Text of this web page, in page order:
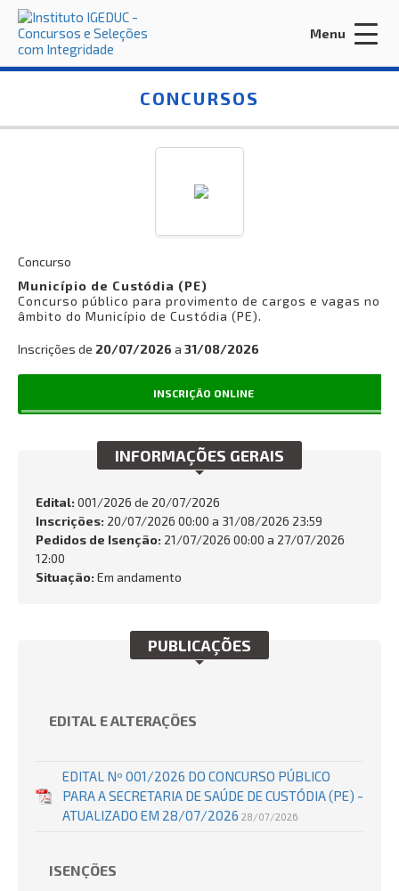
Acessar Área do Candidato:
INÍCIO
CONTRATE-NOS
Busca:
Menu
CONCURSOS
Concurso
Município de Custódia (PE)
Concurso público para provimento de cargos e vagas no
âmbito do Município de Custódia (PE).
Inscrições de 20/07/2026 a 31/08/2026
INSCRIÇÃO ONLINE
INFORMAÇÕES GERAIS
Edital: 001/2026 de 20/07/2026
Inscrições: 20/07/2026 00:00 a 31/08/2026 23:59
Pedidos de Isenção: 21/07/2026 00:00 a 27/07/2026
12:00
Situação: Em andamento
PUBLICAÇÕES
EDITAL E ALTERAÇÕES
EDITAL Nº 001/2026 DO CONCURSO PÚBLICO
PARA A SECRETARIA DE SAÚDE DE CUSTÓDIA (PE) -
ATUALIZADO EM 28/07/2026 28/07/2026
ISENÇÕES